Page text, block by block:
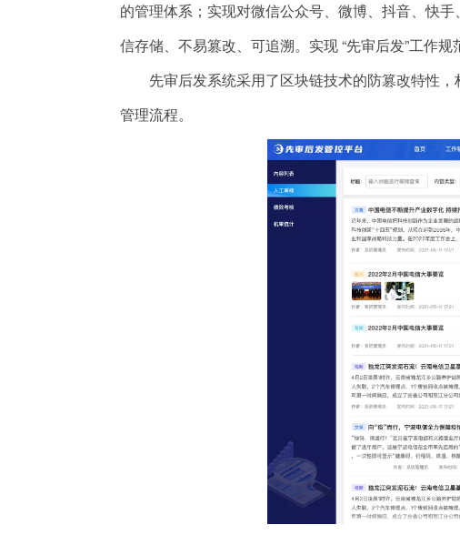
的管理体系；实现对微信公众号、微博、抖音、快
信存储、不易篡改、可追溯。实现 “先审后发”工作
先审后发系统采用了区块链技术的防篡改特性
管理流程。